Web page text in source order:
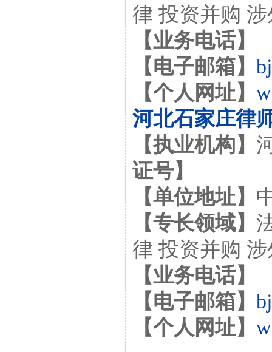
律 投资并购
【业务电话】
【电子邮箱】
【个人网址】
河北石家庄律
【执业机构】
证号】
【单位地址】
【专长领域】
律 投资并购
【业务电话】
【电子邮箱】
【个人网址】